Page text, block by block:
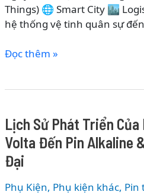
Things) 🌐 Smart City 🏙️
hệ thống vệ tinh quân sự
Lịch
Thiết
Bị
Định
Vị
Thông
Đọc thêm »
Lịch Sử Phát Triển
Volta Đến Pin Alkaline
Đại
Phụ Kiện, Phụ kiện khác, Pin